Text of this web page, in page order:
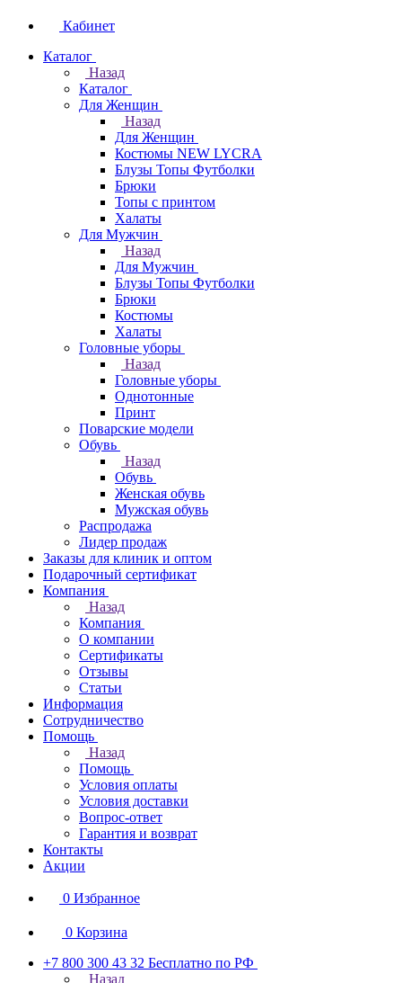
Кабинет
Каталог
Назад
Каталог
Для Женщин
Назад
Для Женщин
Костюмы NEW LYCRA
Блузы Топы Футболки
Брюки
Топы с принтом
Халаты
Для Мужчин
Назад
Для Мужчин
Блузы Топы Футболки
Брюки
Костюмы
Халаты
Головные уборы
Назад
Головные уборы
Однотонные
Принт
Поварские модели
Обувь
Назад
Обувь
Женская обувь
Мужская обувь
Распродажа
Лидер продаж
Заказы для клиник и оптом
Подарочный сертификат
Компания
Назад
Компания
О компании
Сертификаты
Отзывы
Статьи
Информация
Сотрудничество
Помощь
Назад
Помощь
Условия оплаты
Условия доставки
Вопрос-ответ
Гарантия и возврат
Контакты
Акции
0 Избранное
0 Корзина
+7 800 300 43 32 Бесплатно по РФ
Назад